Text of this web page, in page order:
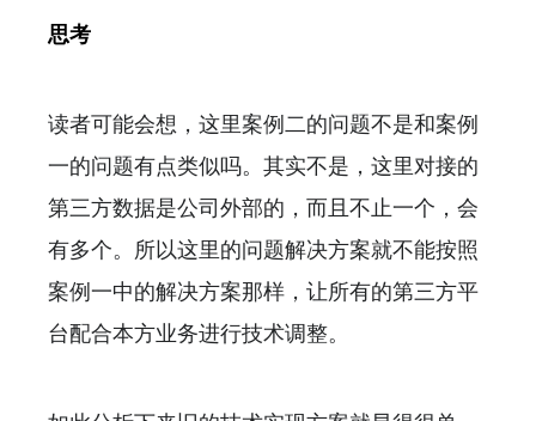
思考
读者可能会想，这里案例二的问题不是和案例
一的问题有点类似吗。其实不是，这里对接的
第三方数据是公司外部的，而且不止一个，会
有多个。所以这里的问题解决方案就不能按照
案例一中的解决方案那样，让所有的第三方平
台配合本方业务进行技术调整。